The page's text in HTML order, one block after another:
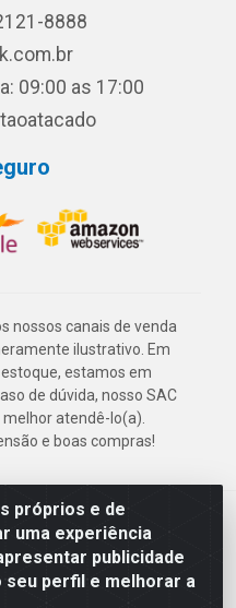
próprios e de
uma experiência
publicidade
perfil e melhorar a
8888
09:00 as 17:00
nossos canais de venda
ilustrativo. Em
estamos em
de dúvida, nosso SAC
atendê-lo(a).
e boas compras!
de Morais, 2471 -
001 - CNPJ 24.150.377/0003-